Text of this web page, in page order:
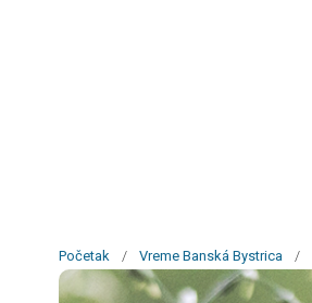
Početak / Vreme Banská Bystrica /